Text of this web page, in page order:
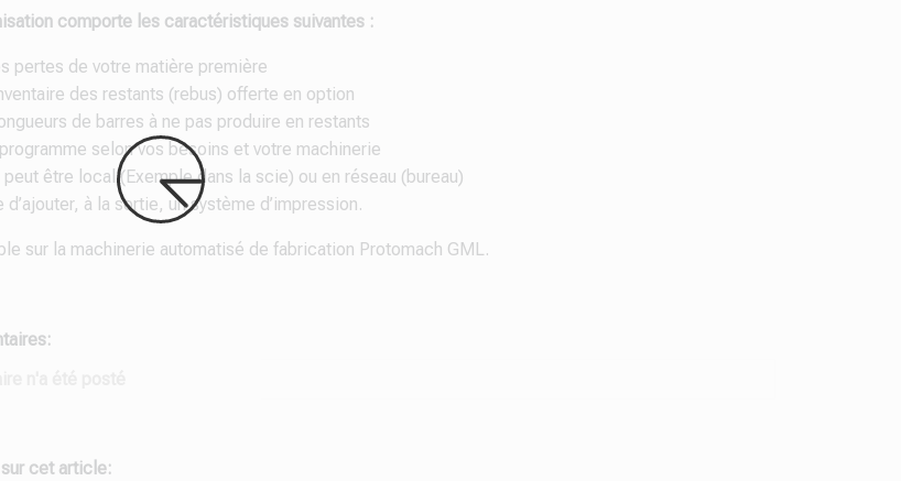
comporte les caractéristiques suivantes :
pertes de votre matière première
des restants (rebus) offerte en option
de barres à ne pas produire en restants
selon vos besoins et votre machinerie
peut être local (Exemple dans la scie) ou en réseau (bureau)
d’ajouter, à la sortie, un système d’impression.
sur la machinerie automatisé de fabrication Protomach GML.
cet article: